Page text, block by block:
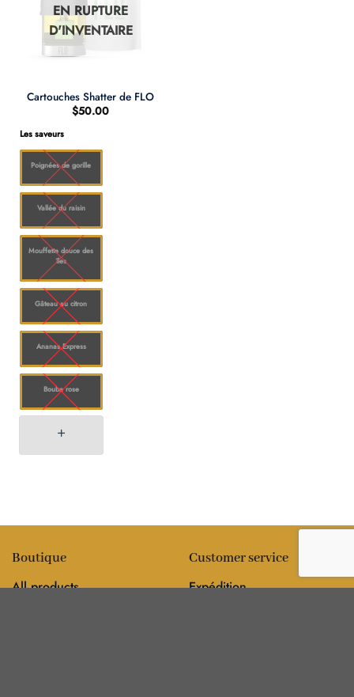
EN RUPTURE
D'INVENTAIRE
Cartouches Shatter de FLO
$50.00
Les saveurs
Poignées de gorille
Vallée du raisin
Mouffette douce des
îles
Gâteau au citron
Ananas Express
Bouba rose
Boutique
All products
Customer service
Expédition